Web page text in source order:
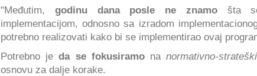
"Međutim, godinu dana posle ne znamošta se
implementacijom, odnosno sa izradom
potrebno realizovati kako bi se implementirao ovaj
Potrebno je da se fokusiramonanormativno-
osnovu za dalje korake.